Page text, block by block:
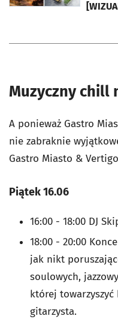
Muzyczny chill
A ponieważ Gastro
nie zabraknie
Gastro Miasto &
Piątek 16.06
16:00 - 18:00 DJ
18:00 - 20:00
jak nikt
soulowych,
której towarzyszyć
gitarzysta.